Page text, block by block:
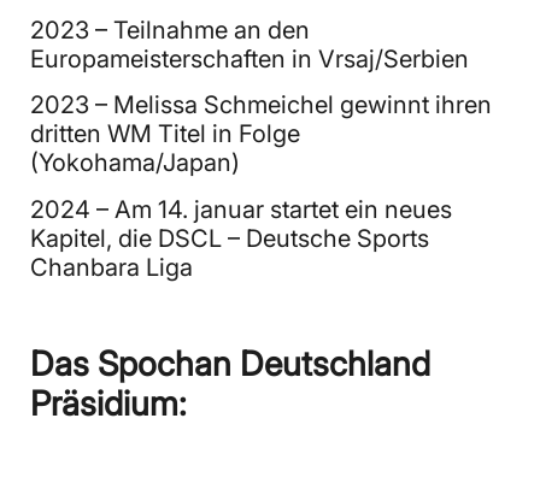
2023 – Teilnahme an den
Europameisterschaften in Vrsaj/Serbien
2023 – Melissa Schmeichel gewinnt ihren
dritten WM Titel in Folge
(Yokohama/Japan)
2024 – Am 14. januar startet ein neues
Kapitel, die DSCL – Deutsche Sports
Chanbara Liga
Das Spochan Deutschland
Präsidium: